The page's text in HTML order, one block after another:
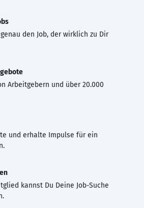
den Job, der wirklich zu Dir
Arbeitgebern und über 20.000
und erhalte Impulse für ein
kannst Du Deine Job-Suche